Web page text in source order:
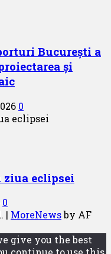
București a
și
0
ziua eclipsei
0
| MoreNewsby AF
give you the best